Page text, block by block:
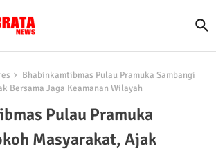
Bhabinkamtibmas Pulau Pramuka Sambangi
Bersama Jaga Keamanan Wilayah
Pulau Pramuka
Masyarakat, Ajak